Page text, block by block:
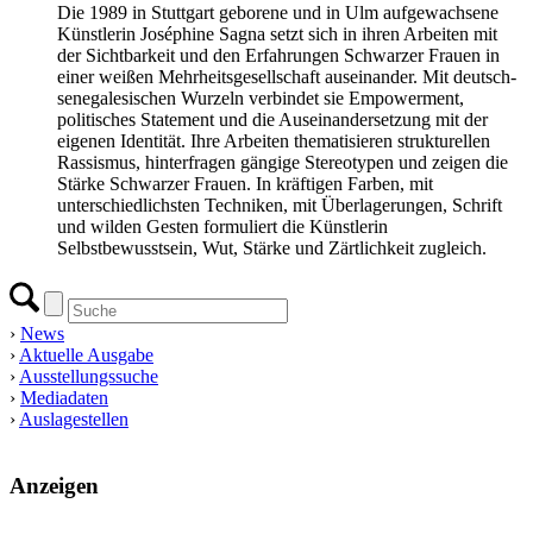
Die 1989 in Stuttgart geborene und in Ulm aufgewachsene
Künstlerin Joséphine Sagna setzt sich in ihren Arbeiten mit
der Sichtbarkeit und den Erfahrungen Schwarzer Frauen in
einer weißen Mehrheitsgesellschaft auseinander. Mit deutsch-
senegalesischen Wurzeln verbindet sie Empowerment,
politisches Statement und die Auseinandersetzung mit der
eigenen Identität. Ihre Arbeiten thematisieren strukturellen
Rassismus, hinterfragen gängige Stereotypen und zeigen die
Stärke Schwarzer Frauen. In kräftigen Farben, mit
unterschiedlichsten Techniken, mit Überlagerungen, Schrift
und wilden Gesten formuliert die Künstlerin
Selbstbewusstsein, Wut, Stärke und Zärtlichkeit zugleich.
› News
› Aktuelle Ausgabe
› Ausstellungssuche
› Mediadaten
› Auslagestellen
Anzeigen